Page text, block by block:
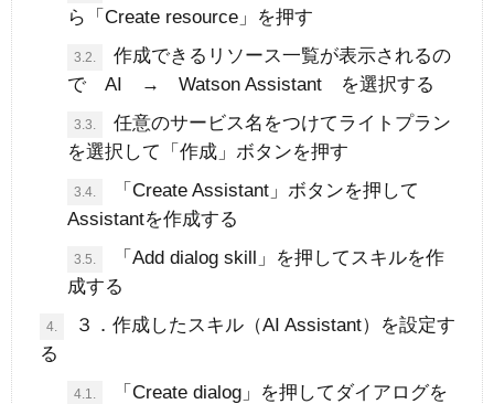
ら「Create resource」を押す
3.2.
作成できるリソース一覧が表示されるの
で AI → Watson Assistant を選択する
3.3.
任意のサービス名をつけてライトプラン
を選択して「作成」ボタンを押す
3.4.
「Create Assistant」ボタンを押して
Assistantを作成する
3.5.
「Add dialog skill」を押してスキルを作
成する
4.
３．作成したスキル（AI Assistant）を設定す
る
4.1.
「Create dialog」を押してダイアログを